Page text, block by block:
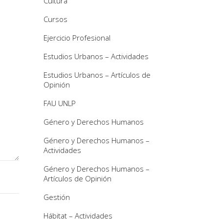
Cursos
Ejercicio Profesional
Estudios Urbanos – Actividades
Estudios Urbanos – Artículos de
Opinión
FAU UNLP
Género y Derechos Humanos
Género y Derechos Humanos –
Actividades
Género y Derechos Humanos –
Artículos de Opinión
Gestión
Hábitat – Actividades